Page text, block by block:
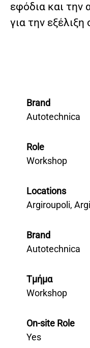
εφόδια και την
για την εξέλιξη
Brand
Autotechnica
Role
Workshop
Locations
Argiroupoli,
Brand
Autotechnica
Τμήμα
Workshop
On-site Role
Yes